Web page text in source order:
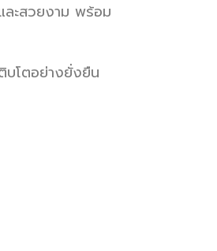
ละสวยงาม พร้อม
โตอย่างยั่งยืน